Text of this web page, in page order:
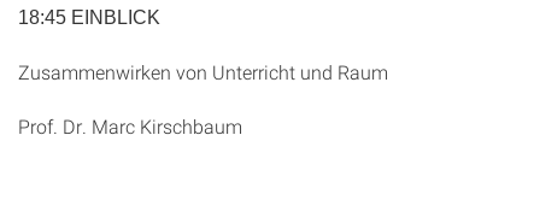
18:45 EINBLICK
Zusammenwirken von Unterricht und Raum
Prof. Dr. Marc Kirschbaum